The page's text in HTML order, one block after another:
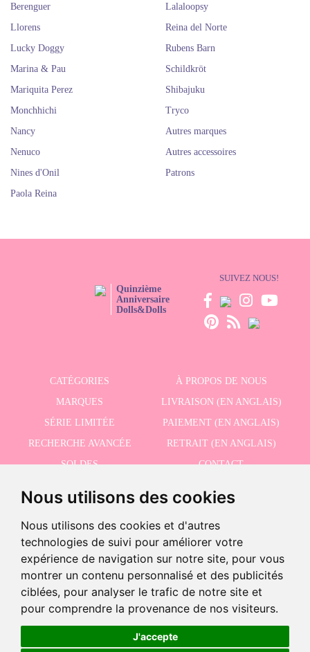
Nous utilisons des cookies
Nous utilisons des cookies et d'autres
technologies de suivi pour améliorer votre
expérience de navigation sur notre site, pour vous
montrer un contenu personnalisé et des publicités
ciblées, pour analyser le trafic de notre site et
pour comprendre la provenance de nos visiteurs.
J'accepte
39,95 € +
-
Berenguer
Lalaloopsy
Llorens
Lucky Doggy
Marina & Pau
Mariquita Perez
Monchhichi
Nancy
Nenuco
Nines d'Onil
Paola Reina
Reina del Norte
Rubens Barn
Schildkröt
Shibajuku
Tryco
Autres marques
Autres accessoires
Patrons
Quinzième
Anniversaire
Dolls&Dolls
SUIVEZ NOUS!
CATÉGORIES
À PROPOS DE NOUS
MARQUES
LIVRAISON (EN ANGLAIS)
SÉRIE LIMITÉE
PAIEMENT (EN ANGLAIS)
RECHERCHE AVANCÉE
RETRAIT (EN ANGLAIS)
SOLDES
CONTACT
J'accepte la politique de confidentialité